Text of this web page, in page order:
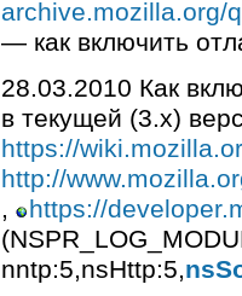
archive.mozilla.org/
— как включить
28.03.2010 Как
в текущей (3.x)
https://
http://
,
https://
nntp:5,nsHttp:5,